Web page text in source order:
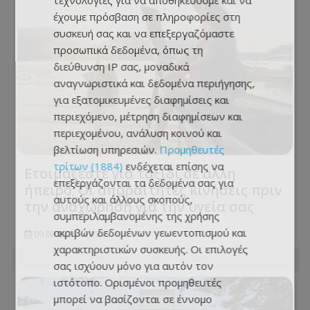
Ετοιμάζεστε για ταξίδι σε άλλη
ήπειρο; Οι απαραίτητες κινήσεις πριν
την αναχώρηση για την υγεία σας
09.08.2026 - 13:31
έχουμε πρόσβαση σε πληροφορίες στη
συσκευή σας και να επεξεργαζόμαστε
προσωπικά δεδομένα, όπως τη
διεύθυνση IP σας, μοναδικά
αναγνωριστικά και δεδομένα περιήγησης,
για εξατομικευμένες διαφημίσεις και
περιεχόμενο, μέτρηση διαφημίσεων και
περιεχομένου, ανάλυση κοινού και
βελτίωση υπηρεσιών. Προμηθευτές
τρίτων (1884) ενδέχεται επίσης να
επεξεργάζονται τα δεδομένα σας για
αυτούς και άλλους σκοπούς,
συμπεριλαμβανομένης της χρήσης
ακριβών δεδομένων γεωεντοπισμού και
χαρακτηριστικών συσκευής. Οι επιλογές
σας ισχύουν μόνο για αυτόν τον
ιστότοπο. Ορισμένοι προμηθευτές
μπορεί να βασίζονται σε έννομο